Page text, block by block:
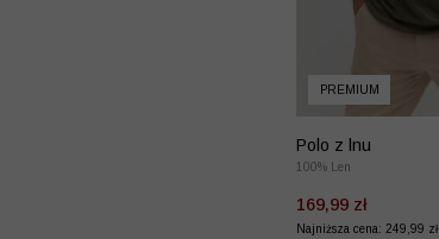
PREMIUM
Polo z lnu
100% Len
169,99 zł
Najniższa cena: 249,99 zł